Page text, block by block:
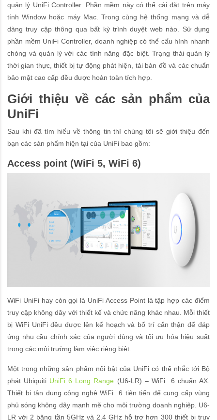
quản lý UniFi Controller. Phần mềm này có thể cài đặt trên máy
tính Window hoặc máy Mac. Trong cùng hệ thống mạng và dễ
dàng truy cập thông qua bất kỳ trình duyệt web nào. Sử dụng
phần mềm UniFi Controller, doanh nghiệp có thể cấu hình nhanh
chóng và quản lý với các tính năng đặc biệt. Trạng thái quản lý
thời gian thực, thiết bị tự động phát hiện, tải bản đồ và các chuẩn
bảo mật cao cấp đều được hoàn toàn tích hợp.
Giới thiệu về các sản phẩm của
UniFi
Sau khi đã tìm hiểu về thông tin thì chúng tôi sẽ giới thiệu đến
bạn các sản phẩm hiện tại của UniFi bao gồm:
Access point (WiFi 5, WiFi 6)
WiFi UniFi hay còn gọi là UniFi Access Point là tập hợp các điểm
truy cập không dây với thiết kế và chức năng khác nhau. Mỗi thiết
bị WiFi UniFi đều được lên kế hoạch và bố trí cẩn thận để đáp
ứng nhu cầu chính xác của người dùng và tối ưu hóa hiệu suất
trong các môi trường làm việc riêng biệt.
Một trong những sản phẩm nổi bật của UniFi có thể nhắc tới Bộ
phát Ubiquiti UniFi 6 Long Range (U6-LR) – WiFi 6 chuẩn AX.
Thiết bị tận dụng công nghệ WiFi 6 tiên tiến để cung cấp vùng
phủ sóng không dây mạnh mẽ cho môi trường doanh nghiệp. U6-
LR với 2 băng tần 5GHz và 2.4 GHz hỗ trợ hơn 300 thiết bị truy